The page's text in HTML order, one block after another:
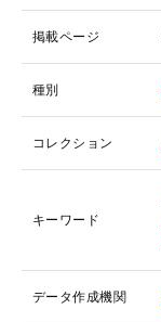
掲載ページ
種別
コレクション
キーワード
データ作成機関